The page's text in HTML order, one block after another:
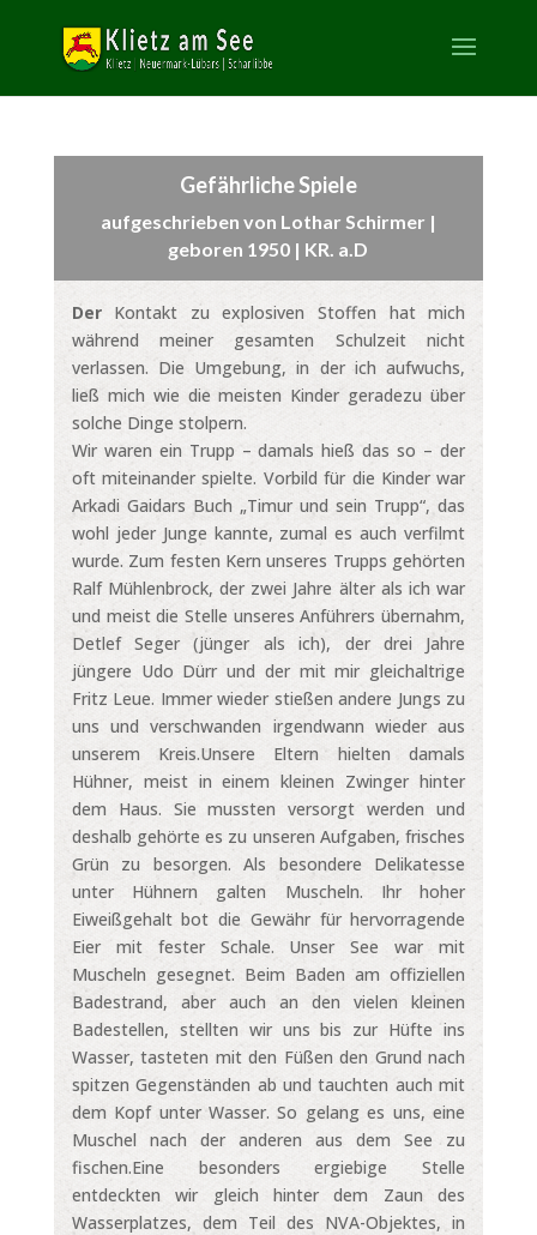
Gefährliche Spiele
aufgeschrieben von Lothar Schirmer |
geboren 1950 | KR. a.D
DerKontakt zu explosiven Stoffen hat mich
während meiner gesamten Schulzeit nicht
verlassen. Die Umgebung, in der ich aufwuchs,
ließ mich wie die meisten Kinder geradezu über
solche Dinge stolpern.
Wir waren ein Trupp – damals hieß das so – der
oft miteinander spielte. Vorbild für die Kinder war
Arkadi Gaidars Buch „Timur und sein Trupp“, das
wohl jeder Junge kannte, zumal es auch verfilmt
wurde. Zum festen Kern unseres Trupps gehörten
Ralf Mühlenbrock, der zwei Jahre älter als ich war
und meist die Stelle unseres Anführers übernahm,
Detlef Seger (jünger als ich), der drei Jahre
jüngere Udo Dürr und der mit mir gleichaltrige
Fritz Leue. Immer wieder stießen andere Jungs zu
uns und verschwanden irgendwann wieder aus
unserem Kreis.Unsere Eltern hielten damals
Hühner, meist in einem kleinen Zwinger hinter
dem Haus. Sie mussten versorgt werden und
deshalb gehörte es zu unseren Aufgaben, frisches
Grün zu besorgen. Als besondere Delikatesse
unter Hühnern galten Muscheln. Ihr hoher
Eiweißgehalt bot die Gewähr für hervorragende
Eier mit fester Schale. Unser See war mit
Muscheln gesegnet. Beim Baden am offiziellen
Badestrand, aber auch an den vielen kleinen
Badestellen, stellten wir uns bis zur Hüfte ins
Wasser, tasteten mit den Füßen den Grund nach
spitzen Gegenständen ab und tauchten auch mit
dem Kopf unter Wasser. So gelang es uns, eine
Muschel nach der anderen aus dem See zu
fischen.Eine besonders ergiebige Stelle
entdeckten wir gleich hinter dem Zaun des
Wasserplatzes, dem Teil des NVA-Objektes, in